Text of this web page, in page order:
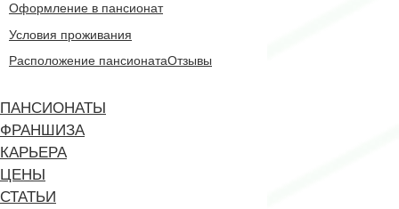
Оформление в пансионат
Условия проживания
Расположение пансионатаОтзывы
ПАНСИОНАТЫ
ФРАНШИЗА
КАРЬЕРА
ЦЕНЫ
СТАТЬИ